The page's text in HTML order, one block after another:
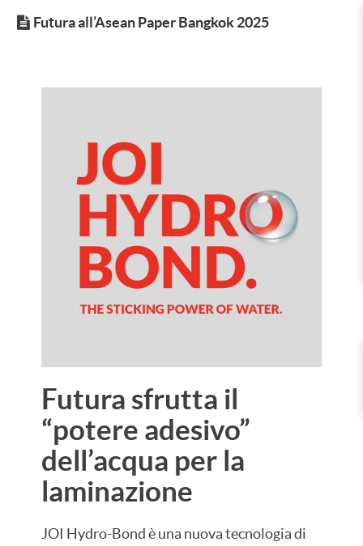
Futura all’Asean Paper Bangkok 2025
Futura sfrutta il
“potere adesivo”
dell’acqua per la
laminazione
JOI Hydro-Bond è una nuova tecnologia di